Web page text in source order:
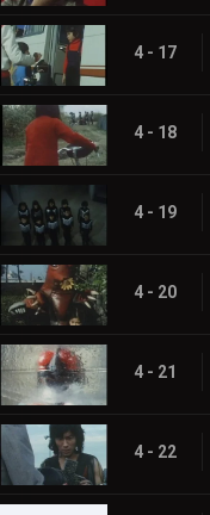
4 - 17
4 - 18
4 - 19
4 - 20
4 - 21
4 - 22